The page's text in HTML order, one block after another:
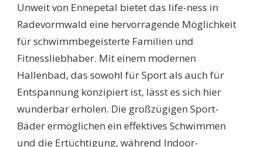
Unweit von Ennepetal bietet das life-ness in
Radevormwald eine hervorragende Möglichkeit
für schwimmbegeisterte Familien und
Fitnessliebhaber. Mit einem modernen
Hallenbad, das sowohl für Sport als auch für
Entspannung konzipiert ist, lässt es sich hier
wunderbar erholen. Die großzügigen Sport-
Bäder ermöglichen ein effektives Schwimmen
und die Ertüchtigung, während Indoor-